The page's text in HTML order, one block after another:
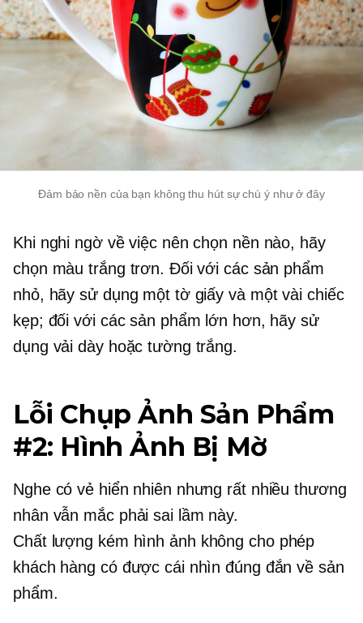
Đảm bảo nền của bạn không thu hút sự chú ý như ở đây
Khi nghi ngờ về việc nên chọn nền nào, hãy
chọn màu trắng trơn. Đối với các sản phẩm
nhỏ, hãy sử dụng một tờ giấy và một vài chiếc
kẹp; đối với các sản phẩm lớn hơn, hãy sử
dụng vải dày hoặc tường trắng.
Lỗi Chụp Ảnh Sản Phẩm
#2: Hình Ảnh Bị Mờ
Nghe có vẻ hiển nhiên nhưng rất nhiều thương
nhân vẫn mắc phải sai lầm này.
Chất lượng kém hình ảnh không cho phép
khách hàng có được cái nhìn đúng đắn về sản
phẩm.